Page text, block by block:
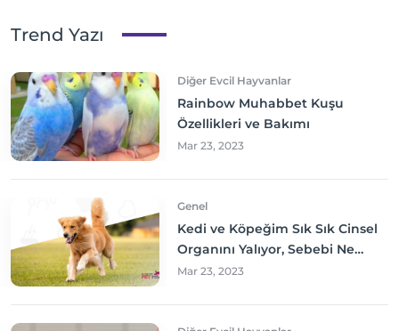
Trend Yazı
Diğer Evcil Hayvanlar
Rainbow Muhabbet Kuşu
Özellikleri ve Bakımı
Mar 23, 2023
Genel
Kedi ve Köpeğim Sık Sık Cinsel
Organını Yalıyor, Sebebi Ne
Olabilir? Neler yapmalıyım?
Mar 23, 2023